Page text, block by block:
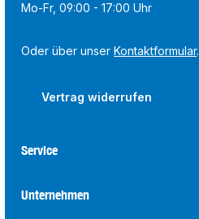
Mo-Fr, 09:00 - 17:00 Uhr
Oder über unserKontaktformular.
Vertrag widerrufen
Service
Unternehmen